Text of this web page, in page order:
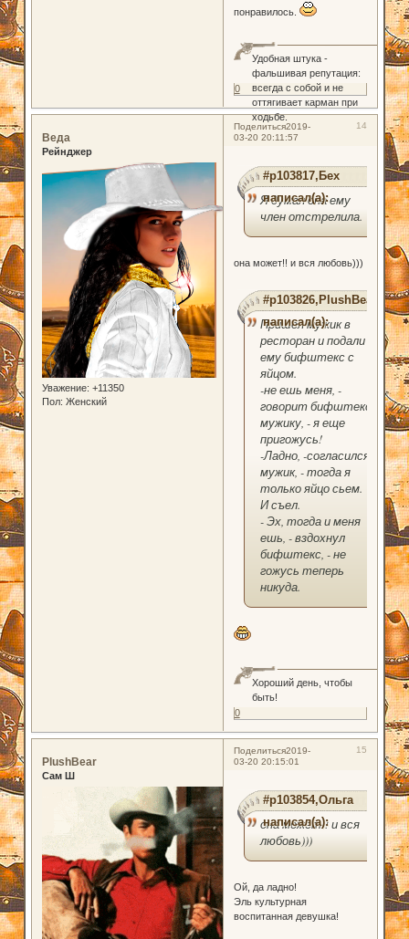
понравилось.
Удобная штука -
фальшивая репутация:
всегда с собой и не
оттягивает карман при
ходьбе.
0
Поделиться 14
2019-
03-20 20:11:57
Веда
Рейнджер
Уважение: +11350
Пол: Женский
#p103817,Бех
написал(а):
Я думал она ему
член отстрелила.
она может!! и вся любовь)))
#p103826,PlushBear
написал(а):
Пришел мужик в
ресторан и подали
ему бифштекс с
яйцом.
-не ешь меня, -
говорит бифштекс
мужику, - я еще
пригожусь!
-Ладно, -согласился
мужик, - тогда я
только яйцо сьем.
И съел.
- Эх, тогда и меня
ешь, - вздохнул
бифштекс, - не
гожусь теперь
никуда.
Хороший день, чтобы
быть!
0
Поделиться 15
2019-
03-20 20:15:01
PlushBear
Сам Ш
#p103854,Ольга
написал(а):
она может!! и вся
любовь)))
Ой, да ладно!
Эль культурная
воспитанная девушка!